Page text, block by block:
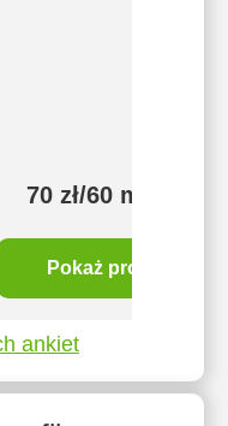
70 zł/60 min
Pokaż profil
ankiet